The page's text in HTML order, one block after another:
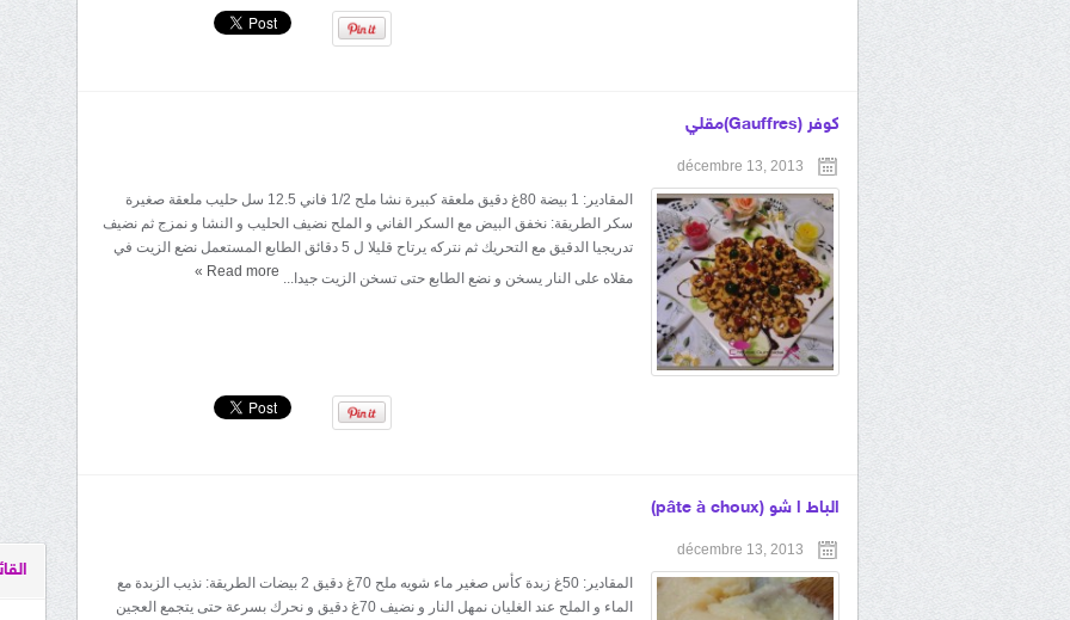
كوفر (Gauffres)مقلي
décembre 13, 2013
المقادير: 1 بيضة 80غ دقيق ملعقة كبيرة نشا ملح 1/2 فاني 12.5 سل حليب ملعقة صغيرة
سكر الطريقة: نخفق البيض مع السكر الفاني و الملح نضيف الحليب و النشا و نمزج ثم نضيف
تدريجيا الدقيق مع التحريك ثم نتركه يرتاح قليلا ل 5 دقائق الطابع المستعمل نضع الزيت في
مقلاه على النار يسخن و نضع الطابع حتى تسخن الزيت جيدا... Read more
»
الباط ا شو (pâte à choux)
décembre 13, 2013
المقادير: 50غ زبدة كأس صغير ماء شويه ملح 70غ دقيق 2 بيضات الطريقة: نذيب الزبدة مع
الماء و الملح عند الغليان نمهل النار و نضيف 70غ دقيق و نحرك بسرعة حتى يتجمع العجين